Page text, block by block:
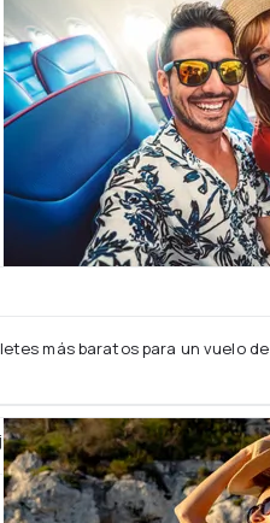
más baratos para un vuelo de
con un vuelo de Bahamasair?